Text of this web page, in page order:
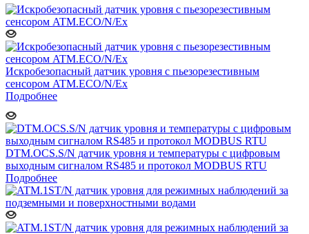
Искробезопасный датчик уровня с пьезорезестивным
сенсором ATM.ECO/N/Ex
Подробнее
DTM.OCS.S/N датчик уровня и температуры с цифровым
выходным сигналом RS485 и протокол MODBUS RTU
Подробнее